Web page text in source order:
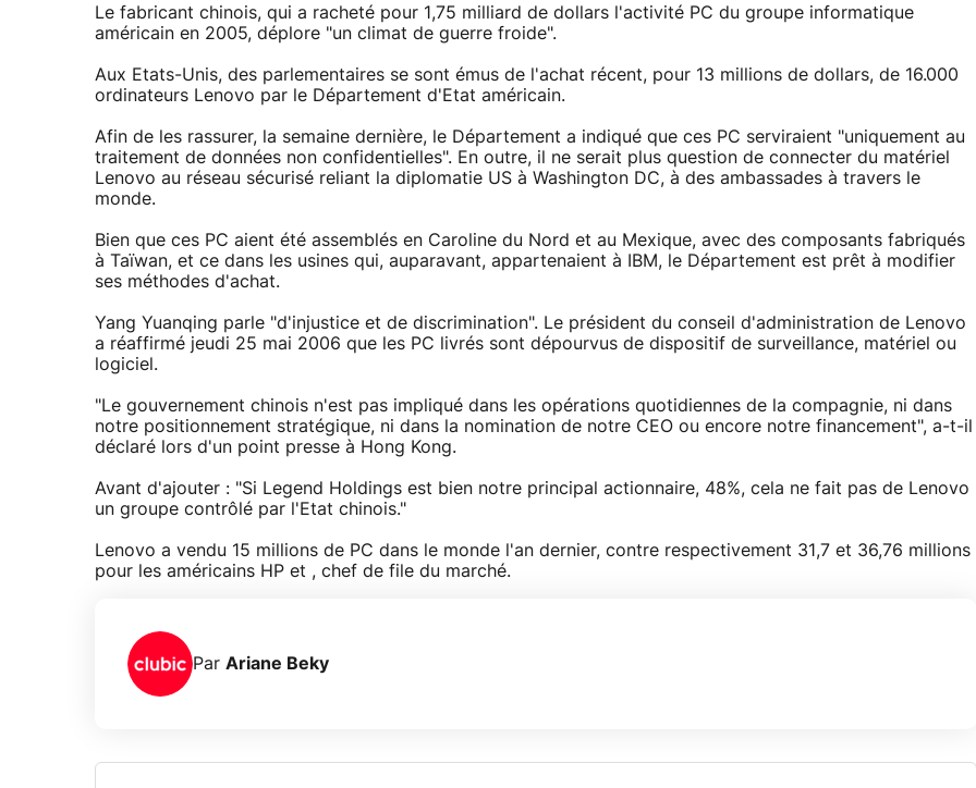
Le fabricant chinois, qui a racheté pour 1,75 milliard de dollars l'activité PC du groupe informatique
américain en 2005, déplore "un climat de guerre froide".
Aux Etats-Unis, des parlementaires se sont émus de l'achat récent, pour 13 millions de dollars, de 16.000
ordinateurs Lenovo par le Département d'Etat américain.
Afin de les rassurer, la semaine dernière, le Département a indiqué que ces PC serviraient "uniquement au
traitement de données non confidentielles". En outre, il ne serait plus question de connecter du matériel
Lenovo au réseau sécurisé reliant la diplomatie US à Washington DC, à des ambassades à travers le
monde.
Bien que ces PC aient été assemblés en Caroline du Nord et au Mexique, avec des composants fabriqués
à Taïwan, et ce dans les usines qui, auparavant, appartenaient à IBM, le Département est prêt à modifier
ses méthodes d'achat.
Yang Yuanqing parle "d'injustice et de discrimination". Le président du conseil d'administration de Lenovo
a réaffirmé jeudi 25 mai 2006 que les PC livrés sont dépourvus de dispositif de surveillance, matériel ou
logiciel.
"Le gouvernement chinois n'est pas impliqué dans les opérations quotidiennes de la compagnie, ni dans
notre positionnement stratégique, ni dans la nomination de notre CEO ou encore notre financement", a-t-il
déclaré lors d'un point presse à Hong Kong.
Avant d'ajouter : "Si Legend Holdings est bien notre principal actionnaire, 48%, cela ne fait pas de Lenovo
un groupe contrôlé par l'Etat chinois."
Lenovo a vendu 15 millions de PC dans le monde l'an dernier, contre respectivement 31,7 et 36,76 millions
pour les américains HP et , chef de file du marché.
Par Ariane Beky